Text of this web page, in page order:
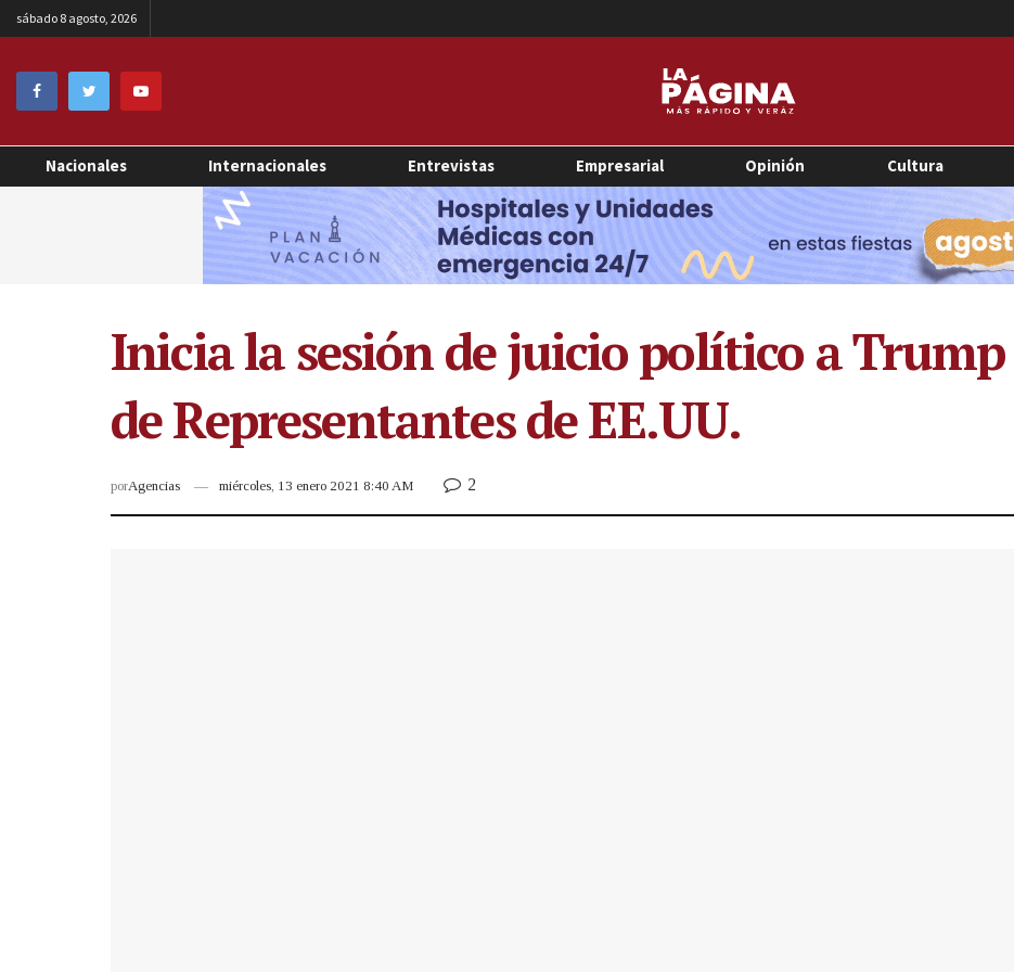
sábado 8 agosto, 2026
Nacionales Internacionales Entrevistas Empresarial Opinión Cultura
Inicia la sesión de juicio político a
de Representantes de EE.UU.
porAgencias miércoles, 13 enero 2021 8:40 AM 2